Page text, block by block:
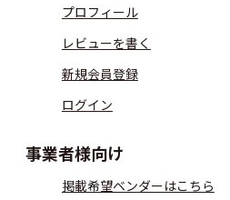
プロフィール
レビューを書く
新規会員登録
ログイン
事業者様向け
掲載希望ベンダーはこちら